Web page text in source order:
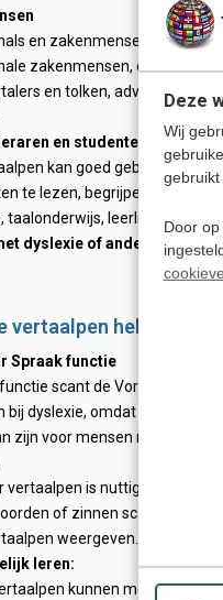
Deze
Wij
gebruikt
Door
en zakenmensen die
zakenmensen,
en tolken, advocaten om
en studenten
kan goed gebruikt
te lezen, begrijpen of
taalonderwijs, leerlingen met
dyslexie of andere
vertaalpen helpen voor
Spraak functie
scant de Vormor
bij dyslexie, omdat het de
zijn voor mensen met dyslexie.
vertaalpen is nuttig voor
of zinnen scannen en
weergeven.
leren:
kunnen mensen met